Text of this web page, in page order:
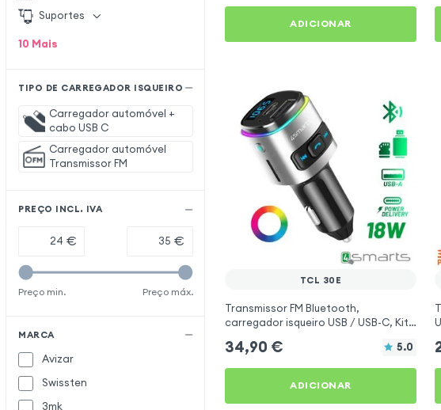
Suportes
10 Mais
TIPO DE CARREGADOR ISQUEIRO
Carregador automóvel +
cabo USB C
Carregador automóvel
Transmissor FM
PREÇO INCL. IVA
€ €
Preço min. Preço máx.
MARCA
Avizar
Swissten
3mk
ADICIONAR
TCL 30E
Transmissor FM Bluetooth,
carregador isqueiro USB / USB-C, Kit
34,90 € 5.0
ADICIONAR